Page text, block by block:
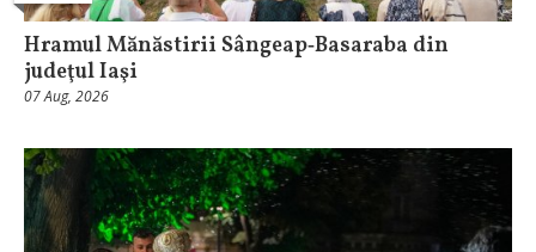
Hramul Mănăstirii Sângeap‑Basaraba din
judeţul Iaşi
07 Aug, 2026